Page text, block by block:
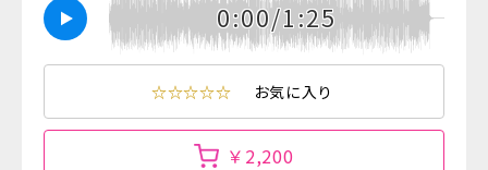
0:00/1:25
☆☆☆☆☆ お気に入り
￥2,200